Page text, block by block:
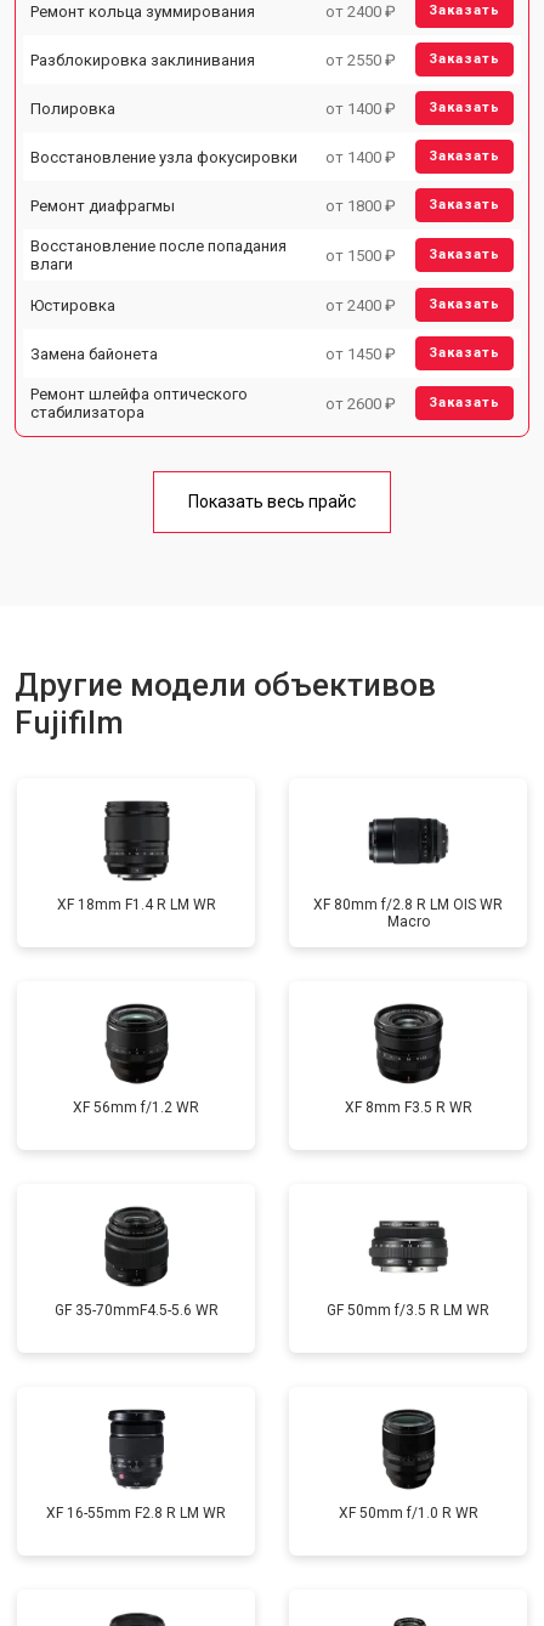
Ремонт кольца зуммирования от 2400 ₽ Заказать
Разблокировка заклинивания от 2550 ₽ Заказать
Полировка от 1400 ₽ Заказать
Восстановление узла фокусировки от 1400 ₽ Заказать
Ремонт диафрагмы от 1800 ₽ Заказать
Восстановление после попадания
влаги
от 1500 ₽ Заказать
Юстировка от 2400 ₽ Заказать
Замена байонета от 1450 ₽ Заказать
Ремонт шлейфа оптического
стабилизатора
от 2600 ₽ Заказать
Показать весь прайс
Другие модели объективов
Fujifilm
XF 18mm F1.4 R LM WR
XF 80mm f/2.8 R LM OIS WR
Macro
XF 56mm f/1.2 WR XF 8mm F3.5 R WR
GF 35-70mmF4.5-5.6 WR GF 50mm f/3.5 R LM WR
XF 16-55mm F2.8 R LM WR XF 50mm f/1.0 R WR